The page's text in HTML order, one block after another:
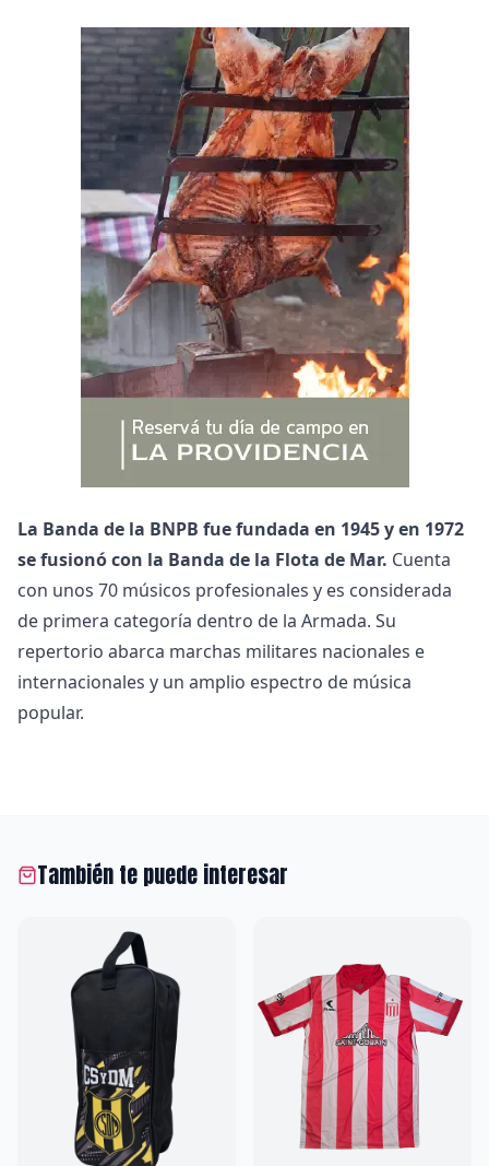
La Banda de la BNPB fue fundada en 1945 y en 1972
se fusionó con la Banda de la Flota de Mar. Cuenta
con unos 70 músicos profesionales y es considerada
de primera categoría dentro de la Armada. Su
repertorio abarca marchas militares nacionales e
internacionales y un amplio espectro de música
popular.
También te puede interesar